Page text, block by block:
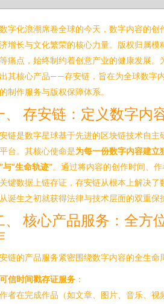
字化浪潮席卷全球的今天，数字内容的
增长与文化繁荣的核心力量。版权归属
痛点，始终制约着创意产业的健康发展
其核心产品——存安链，旨在为全球数字
制作服务与版权保障体系。
、 存安链：定义数字内
链是数字星球基于先进的区块链技术自
台。其核心使命是为每一份数字内容建立
与“生命轨迹”。通过将内容的创作时间、
键数据上链存证，存安链从根本上解决
诞生之初就获得法律与技术层面的双重保
、 核心产品服务：全方
链的产品服务紧密围绕数字内容的全生
可信时间戳存证服务 ：
者在完成作品（如文章、图片、音乐、